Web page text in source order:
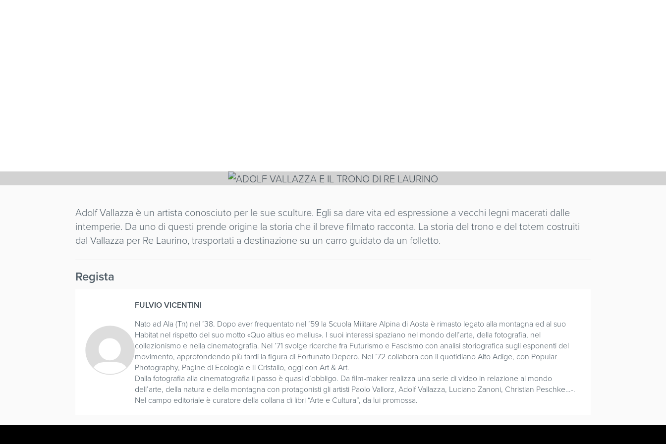
Adolf Vallazza è un artista conosciuto per le sue sculture. Egli sa dare vita ed espressione a vecchi legni macerati dalle
intemperie. Da uno di questi prende origine la storia che il breve filmato racconta. La storia del trono e del totem costruiti
dal Vallazza per Re Laurino, trasportati a destinazione su un carro guidato da un folletto.
Regista
FULVIO VICENTINI
Nato ad Ala (Tn) nel ’38. Dopo aver frequentato nel ’59 la Scuola Militare Alpina di Aosta è rimasto legato alla montagna ed al suo
Habitat nel rispetto del suo motto «Quo altius eo melius». I suoi interessi spaziano nel mondo dell’arte, della fotografia, nel
collezionismo e nella cinematografia. Nel ’71 svolge ricerche fra Futurismo e Fascismo con analisi storiografica sugli esponenti del
movimento, approfondendo più tardi la figura di Fortunato Depero. Nel ’72 collabora con il quotidiano Alto Adige, con Popular
Photography, Pagine di Ecologia e Il Cristallo, oggi con Art & Art.
Dalla fotografia alla cinematografia il passo è quasi d’obbligo. Da film-maker realizza una serie di video in relazione al mondo
dell’arte, della natura e della montagna con protagonisti gli artisti Paolo Vallorz, Adolf Vallazza, Luciano Zanoni, Christian Peschke…-.
Nel campo editoriale è curatore della collana di libri “Arte e Cultura”, da lui promossa.